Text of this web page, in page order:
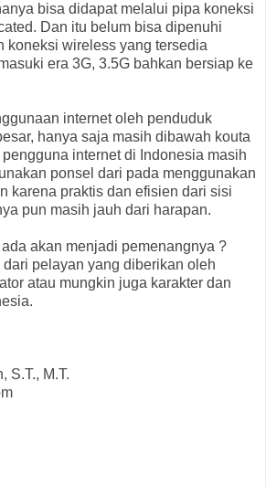
bisa didapat melalui pipa koneksi
Dan itu belum bisa dipenuhi
koneksi wireless yang tersedia
era 3G, 3.5G bahkan bersiap ke
internet oleh penduduk
hanya saja masih dibawah kouta
internet di Indonesia masih
ponsel dari pada menggunakan
karena praktis dan efisien dari sisi
pun masih jauh dari harapan.
akan menjadi pemenangnya ?
pelayan yang diberikan oleh
atau mungkin juga karakter dan
S.T., M.T.